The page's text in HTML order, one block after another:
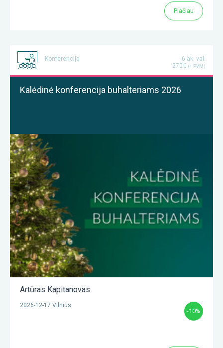
Plačiau
Konferencija
6 ak. val.
270€ (+ PVM)
Kalėdinė konferencija buhalteriams 2026
Artūras Kapitanovas
2026-12-17 Vilnius
-10%